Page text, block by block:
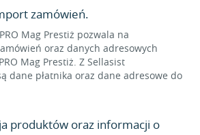
zamówień.
Mag Prestiż pozwala na
oraz danych adresowych
Mag Prestiż. Z Sellasist
dane płatnika oraz dane adresowe do
produktów oraz informacji o